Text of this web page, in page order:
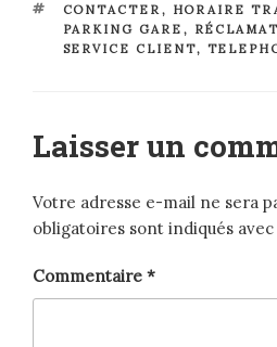
ÉTIQUETTES
CONTACTER, HORAIRE
PARKING GARE ,
SERVICE CLIENT,
Laisser un
Votre adresse e-mail ne sera
obligatoires sont indiqués avec
Commentaire *